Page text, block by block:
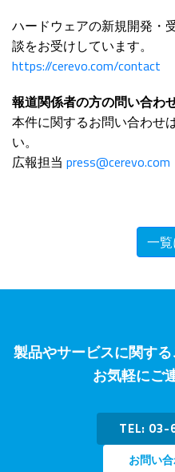
ハードウェアの新規開発・
談をお受けしています。
https://cerevo.com/contact
報道関係者の方の問い合わ
本件に関するお問い合わせ
い。
広報担当 press@cerevo.com
一
製品やサービスに関す
お気軽にご
TEL:
お問い